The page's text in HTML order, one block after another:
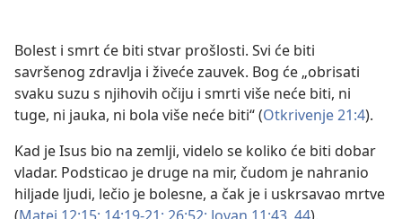
Bolest i smrt će biti stvar prošlosti. Svi će biti
savršenog zdravlja i živeće zauvek. Bog će „obrisati
svaku suzu s njihovih očiju i smrti više neće biti, ni
tuge, ni jauka, ni bola više neće biti“ (Otkrivenje 21:4).
Kad je Isus bio na zemlji, videlo se koliko će biti dobar
vladar. Podsticao je druge na mir, čudom je nahranio
hiljade ljudi, lečio je bolesne, a čak je i uskrsavao mrtve